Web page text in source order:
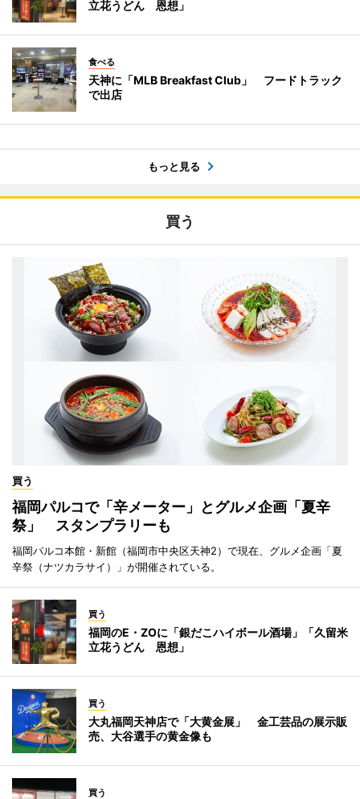
立花うどん 恩想」
食べる
天神に「MLB Breakfast Club」 フードトラック
で出店
もっと見る
買う
買う
福岡パルコで「辛メーター」とグルメ企画「夏辛
祭」 スタンプラリーも
福岡パルコ本館・新館（福岡市中央区天神2）で現在、グルメ企画「夏
辛祭（ナツカラサイ）」が開催されている。
買う
福岡のE・ZOに「銀だこハイボール酒場」「久留米
立花うどん 恩想」
買う
大丸福岡天神店で「大黄金展」 金工芸品の展示販
売、大谷選手の黄金像も
買う